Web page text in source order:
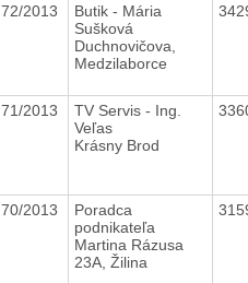
72/2013
Butik - Mária
Sušková
Duchnovičova,
Medzilaborce
71/2013
TV Servis - Ing.
Veľas
Krásny Brod
70/2013
Poradca
podnikateľa
Martina Rázusa
23A, Žilina